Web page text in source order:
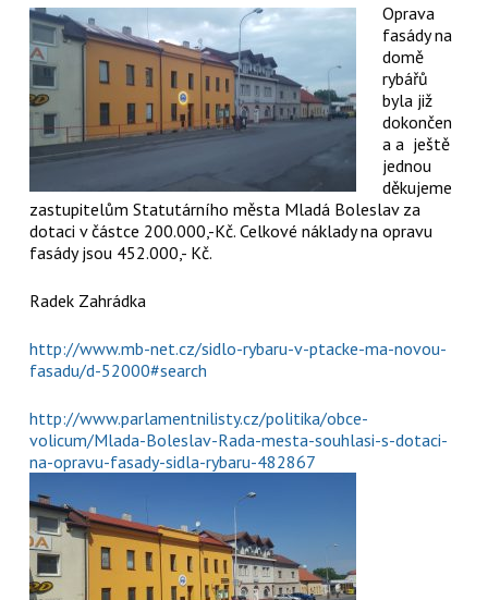
Oprava
fasády na
domě
rybářů
byla již
dokončen
a a ještě
jednou
děkujeme
zastupitelům Statutárního města Mladá Boleslav za
dotaci v částce 200.000,-Kč. Celkové náklady na opravu
fasády jsou 452.000,- Kč.
Radek Zahrádka
http://www.mb-net.cz/sidlo-rybaru-v-ptacke-ma-novou-
fasadu/d-52000#search
http://www.parlamentnilisty.cz/politika/obce-
volicum/Mlada-Boleslav-Rada-mesta-souhlasi-s-dotaci-
na-opravu-fasady-sidla-rybaru-482867